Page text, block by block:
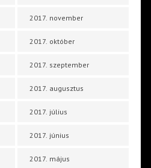
2017. november
2017. október
2017. szeptember
2017. augusztus
2017. július
2017. június
2017. május